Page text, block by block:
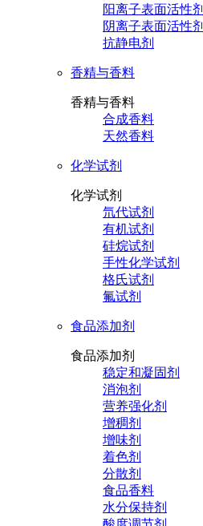
阳离子表面活性剂
阴离子表面活性剂
抗静电剂
香精与香料
香精与香料
合成香料
天然香料
化学试剂
化学试剂
氘代试剂
有机试剂
硅烷试剂
手性化学试剂
格氏试剂
氟试剂
食品添加剂
食品添加剂
稳定和凝固剂
消泡剂
营养强化剂
增稠剂
增味剂
着色剂
分散剂
食品香料
水分保持剂